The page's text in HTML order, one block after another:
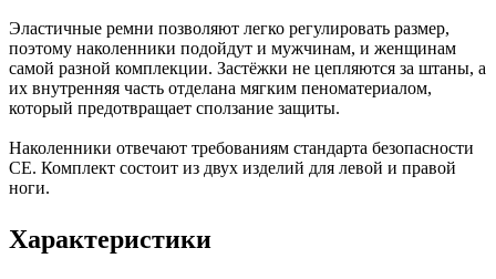
Эластичные ремни позволяют легко регулировать размер,
поэтому наколенники подойдут и мужчинам, и женщинам
самой разной комплекции. Застёжки не цепляются за штаны, а
их внутренняя часть отделана мягким пеноматериалом,
который предотвращает сползание защиты.
Наколенники отвечают требованиям стандарта безопасности
CE. Комплект состоит из двух изделий для левой и правой
ноги.
Характеристики